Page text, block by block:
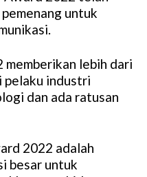
pemenang untuk
lebih dari
pelaku industri
dan ada ratusan
2022 adalah
besar untuk